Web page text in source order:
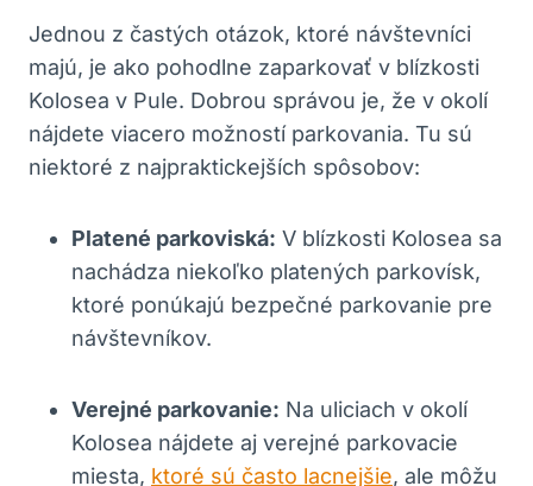
Jednou z častých‌ otázok, ktoré návštevníci
majú, je ako pohodlne zaparkovať‍ v‌ blízkosti
Kolosea v Pule.⁣ Dobrou správou je, že v okolí
nájdete viacero ⁤možností parkovania. Tu sú
niektoré z najpraktickejších spôsobov:
Platené parkoviská: V blízkosti Kolosea⁢ sa
nachádza niekoľko⁣ platených parkovísk,
⁤ktoré ponúkajú‌ bezpečné parkovanie pre
návštevníkov.
Verejné parkovanie: Na ​uliciach v okolí⁤
Kolosea nájdete ⁤aj verejné ⁢parkovacie
miesta,⁢ ktoré sú často lacnejšie, ⁢ale môžu